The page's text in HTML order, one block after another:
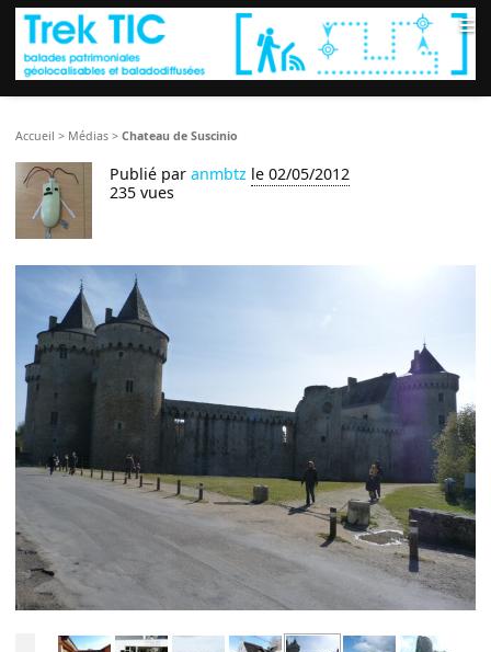
≡
Accueil > Médias >Chateau de Suscinio
Publié paranmbtz le 02/05/2012
235 vues